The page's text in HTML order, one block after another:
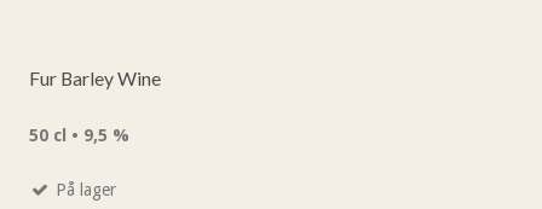
Fur Barley Wine
50 cl • 9,5 %
På lager